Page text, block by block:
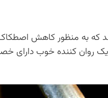
که به منظور کاهش
روان کننده خوب دارای